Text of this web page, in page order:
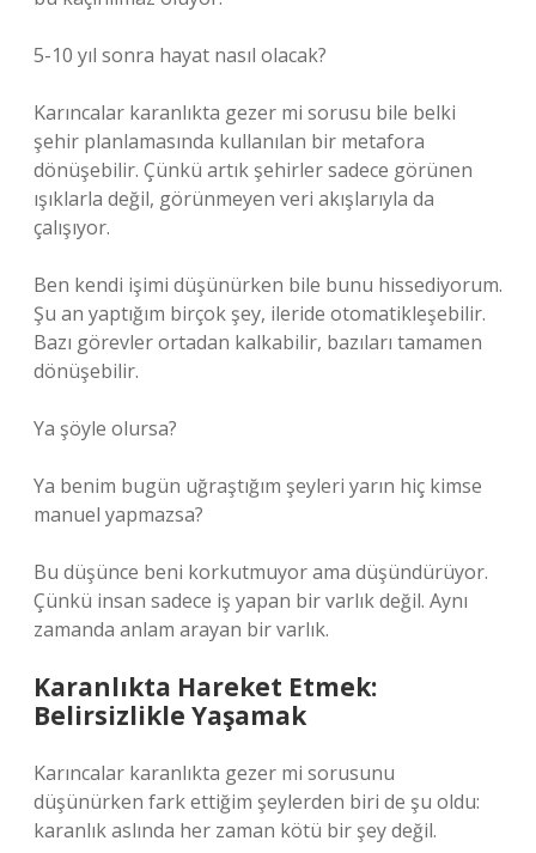
5-10 yıl sonra hayat nasıl olacak?
Karıncalar karanlıkta gezer mi sorusu bile belki
şehir planlamasında kullanılan bir metafora
dönüşebilir. Çünkü artık şehirler sadece görünen
ışıklarla değil, görünmeyen veri akışlarıyla da
çalışıyor.
Ben kendi işimi düşünürken bile bunu hissediyorum.
Şu an yaptığım birçok şey, ileride otomatikleşebilir.
Bazı görevler ortadan kalkabilir, bazıları tamamen
dönüşebilir.
Ya şöyle olursa?
Ya benim bugün uğraştığım şeyleri yarın hiç kimse
manuel yapmazsa?
Bu düşünce beni korkutmuyor ama düşündürüyor.
Çünkü insan sadece iş yapan bir varlık değil. Aynı
zamanda anlam arayan bir varlık.
Karanlıkta Hareket Etmek:
Belirsizlikle Yaşamak
Karıncalar karanlıkta gezer mi sorusunu
düşünürken fark ettiğim şeylerden biri de şu oldu:
karanlık aslında her zaman kötü bir şey değil.